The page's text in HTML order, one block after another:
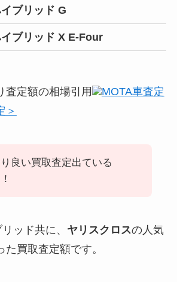
ブリッド G
ブリッド X E-Four
査定額の相場引用
MOTA車査定
＞
良い買取査定出ている
ッド共に、 ヤリスクロスの人気
買取査定額です。